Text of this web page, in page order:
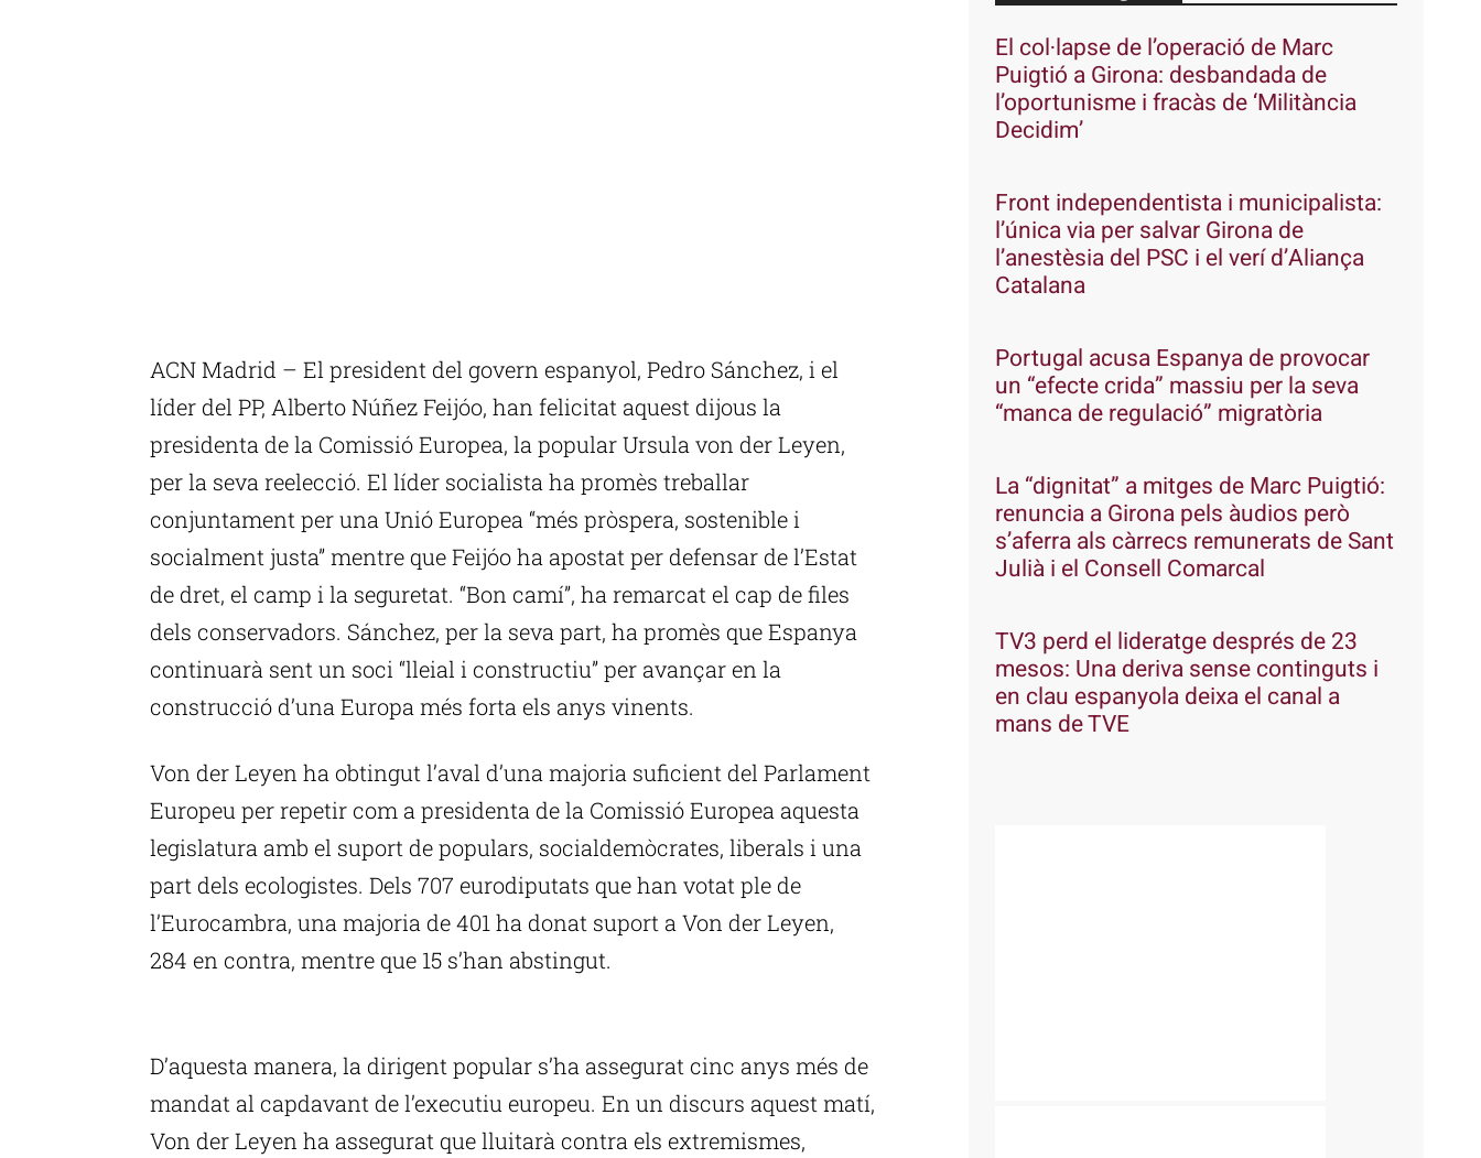
ACN Madrid – El president del govern espanyol, Pedro Sánchez, i el
líder del PP, Alberto Núñez Feijóo, han felicitat aquest dijous la
presidenta de la Comissió Europea, la popular Ursula von der Leyen,
per la seva reelecció. El líder socialista ha promès treballar
conjuntament per una Unió Europea “més pròspera, sostenible i
socialment justa” mentre que Feijóo ha apostat per defensar de l’Estat
de dret, el camp i la seguretat. “Bon camí”, ha remarcat el cap de files
dels conservadors. Sánchez, per la seva part, ha promès que Espanya
continuarà sent un soci “lleial i constructiu” per avançar en la
construcció d’una Europa més forta els anys vinents.
Von der Leyen ha obtingut l’aval d’una majoria suficient del Parlament
Europeu per repetir com a presidenta de la Comissió Europea aquesta
legislatura amb el suport de populars, socialdemòcrates, liberals i una
part dels ecologistes. Dels 707 eurodiputats que han votat ple de
l’Eurocambra, una majoria de 401 ha donat suport a Von der Leyen,
284 en contra, mentre que 15 s’han abstingut.
D’aquesta manera, la dirigent popular s’ha assegurat cinc anys més de
mandat al capdavant de l’executiu europeu. En un discurs aquest matí,
Von der Leyen ha assegurat que lluitarà contra els extremismes,
El col·lapse de l’operació de Marc
Puigtió a Girona: desbandada de
l’oportunisme i fracàs de ‘Militància
Decidim’
Front independentista i municipalista:
l’única via per salvar Girona de
l’anestèsia del PSC i el verí d’Aliança
Catalana
Portugal acusa Espanya de provocar
un “efecte crida” massiu per la seva
“manca de regulació” migratòria
La “dignitat” a mitges de Marc Puigtió:
renuncia a Girona pels àudios però
s’aferra als càrrecs remunerats de Sant
Julià i el Consell Comarcal
TV3 perd el lideratge després de 23
mesos: Una deriva sense continguts i
en clau espanyola deixa el canal a
mans de TVE